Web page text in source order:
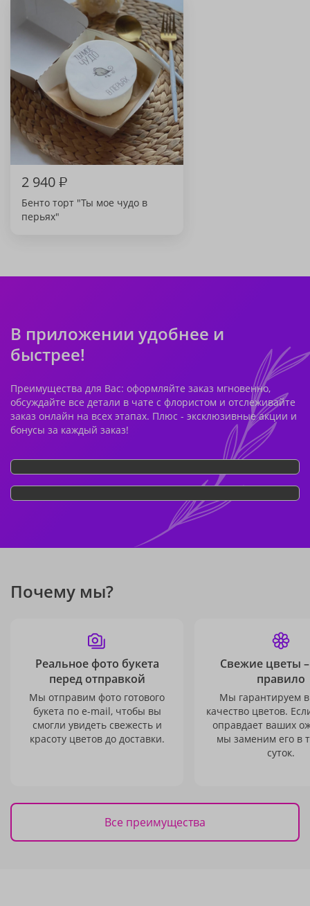
2 940₽
Бенто торт "Ты мое чудо в
перьях"
В приложении удобнее и
быстрее!
Преимущества для Вас: оформляйте заказ мгновенно,
обсуждайте все детали в чате с флористом и отслеживайте
заказ онлайн на всех этапах. Плюс - эксклюзивные акции и
бонусы за каждый заказ!
Почему мы?
Реальное фото букета
перед отправкой
Мы отправим фото готового
букета по e-mail, чтобы вы
смогли увидеть свежесть и
красоту цветов до доставки.
Свежие цветы
правило
Мы гарантируем
качество цветов.
оправдает ваших
мы заменим его в
суток.
Все преимущества